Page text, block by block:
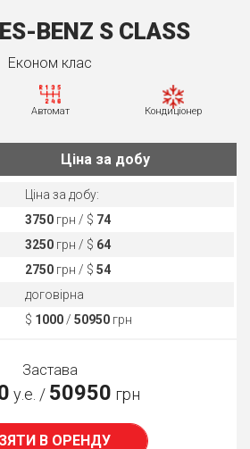
BENZ S CLASS
Економ клас
Автомат Кондиціонер
Ціна за добу
Ціна за добу:
3750 грн / $ 74
3250 грн / $ 64
2750 грн / $ 54
договірна
$ 1000 / 50950 грн
Застава
у.е. / 50950 грн
В ОРЕНДУ